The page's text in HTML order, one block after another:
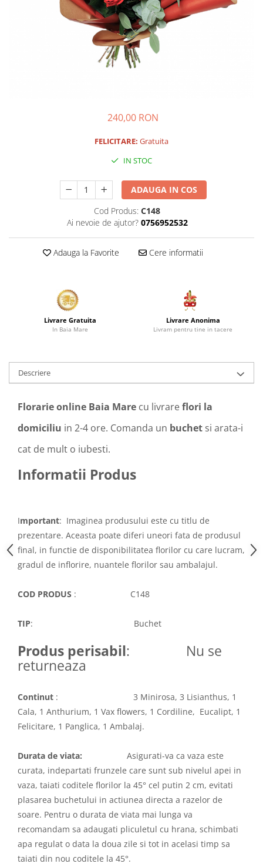
240,00 RON
FELICITARE: Gratuita
IN STOC
ADAUGA IN COS
Cod Produs: C148
Ai nevoie de ajutor? 0756952532
Adauga la Favorite Cere informatii
Livrare Gratuita
In Baia Mare
Livrare Anonima
Livram pentru tine in tacere
Descriere
Florarie online Baia Mare cu livrareflori la
domiciliu in 2-4 ore. Comanda un buchet si arata-i
cat de mult o iubesti.
Informatii Produs
Important: Imaginea produsului este cu titlu de
prezentare. Aceasta poate diferi uneori fata de produsul
final, in functie de disponibilitatea florilor cu care lucram,
gradul de inflorire, nuantele florilor sau ambalajul.
COD PRODUS : C148
TIP: Buchet
Produs perisabil: Nu se
returneaza
Continut : 3 Minirosa, 3 Lisianthus, 1
Cala, 1 Anthurium, 1 Vax flowers, 1 Cordiline, Eucalipt, 1
Felicitare, 1 Panglica, 1 Ambalaj.
Durata de viata:
Asigurati-va ca vaza este
curata, indepartati frunzele care sunt sub nivelul apei in
vaza, taiati coditele florilor la 45° cel putin 2 cm, evitati
plasarea buchetului in actiunea directa a razelor de
soare. Pentru o durata de viata mai lunga va
recomandam sa adaugati pliculetul cu hrana, schimbati
apa regulat o data la doua zile si tot in acelasi timp sa
taiati din nou coditele la 45°.